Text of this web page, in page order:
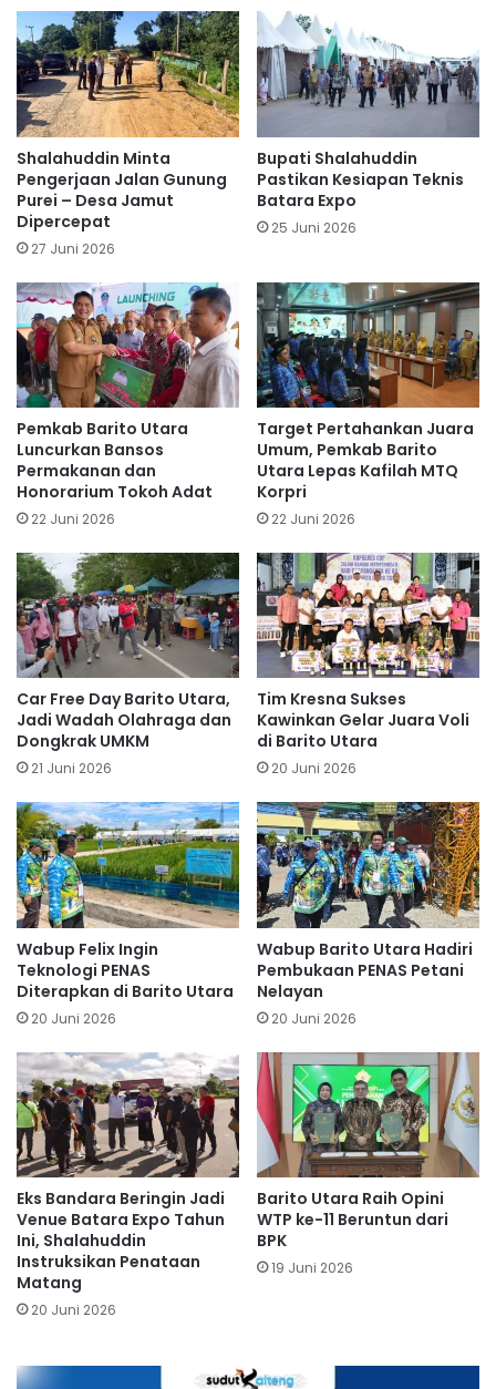
Shalahuddin Minta
Pengerjaan Jalan Gunung
Purei – Desa Jamut
Dipercepat
27 Juni 2026
Bupati Shalahuddin
Pastikan Kesiapan Teknis
Batara Expo
25 Juni 2026
Pemkab Barito Utara
Luncurkan Bansos
Permakanan dan
Honorarium Tokoh Adat
22 Juni 2026
Target Pertahankan Juara
Umum, Pemkab Barito
Utara Lepas Kafilah MTQ
Korpri
22 Juni 2026
Car Free Day Barito Utara,
Jadi Wadah Olahraga dan
Dongkrak UMKM
21 Juni 2026
Tim Kresna Sukses
Kawinkan Gelar Juara Voli
di Barito Utara
20 Juni 2026
Wabup Felix Ingin
Teknologi PENAS
Diterapkan di Barito Utara
20 Juni 2026
Wabup Barito Utara Hadiri
Pembukaan PENAS Petani
Nelayan
20 Juni 2026
Eks Bandara Beringin Jadi
Venue Batara Expo Tahun
Ini, Shalahuddin
Instruksikan Penataan
Matang
20 Juni 2026
Barito Utara Raih Opini
WTP ke-11 Beruntun dari
BPK
19 Juni 2026